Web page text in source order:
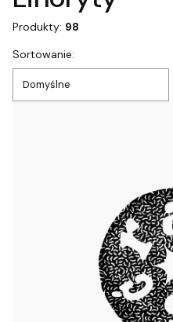
Produkty: 98
Lista produktów
Sortowanie:
Domyślne